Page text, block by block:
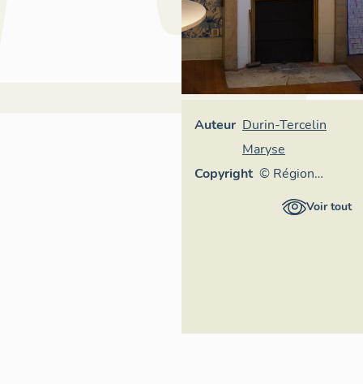
Auteur Durin-Tercelin
Maryse
Copyright © Région
Auvergne-Voir tout